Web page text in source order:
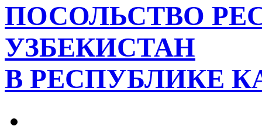
ПОСОЛЬСТВО
УЗБЕКИСТАН
В РЕСПУБЛИКЕ